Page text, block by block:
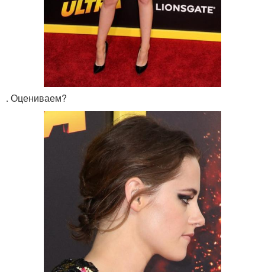
. Оцениваем?